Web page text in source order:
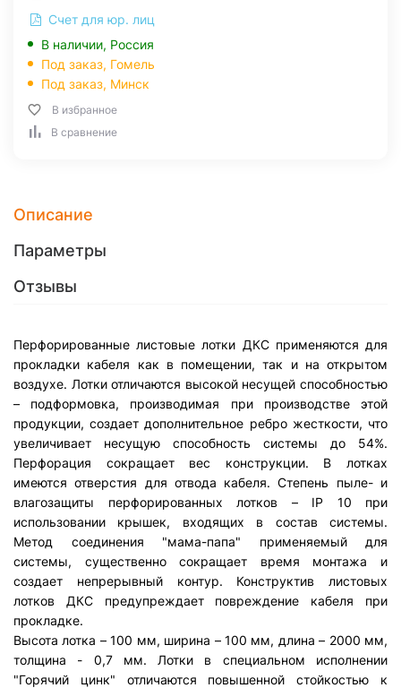
Счет для юр. лиц
В наличии, Россия
Под заказ, Гомель
Под заказ, Минск
В избранное
В сравнение
Описание
Параметры
Отзывы
Перфорированные листовые лотки ДКС применяются для
прокладки кабеля как в помещении, так и на открытом
воздухе. Лотки отличаются высокой несущей способностью
– подформовка, производимая при производстве этой
продукции, создает дополнительное ребро жесткости, что
увеличивает несущую способность системы до 54%.
Перфорация сокращает вес конструкции. В лотках
имеются отверстия для отвода кабеля. Степень пыле- и
влагозащиты перфорированных лотков – IP 10 при
использовании крышек, входящих в состав системы.
Метод соединения "мама-папа" применяемый для
системы, существенно сокращает время монтажа и
создает непрерывный контур. Конструктив листовых
лотков ДКС предупреждает повреждение кабеля при
прокладке.
Высота лотка – 100 мм, ширина – 100 мм, длина – 2000 мм,
толщина - 0,7 мм. Лотки в специальном исполнении
"Горячий цинк" отличаются повышенной стойкостью к